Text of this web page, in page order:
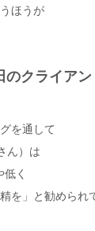
ほうが
クライア
を通して
ん）は
く
を」と勧められ